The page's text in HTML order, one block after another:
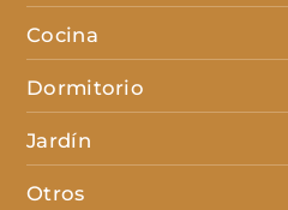
Cocina
Dormitorio
Jardín
Otros